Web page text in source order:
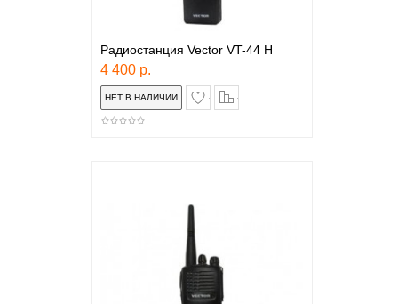
Радиостанция Vector VT-44 Н
4 400 р.
в закладки